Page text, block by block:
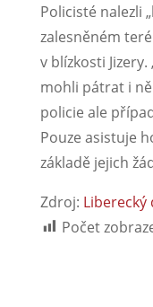
Policisté nalezli
zalesněném
v blízkosti
mohli pátrat i
policie ale
Pouze asistuje
základě jejich
Zdroj: Liberecký
Počet